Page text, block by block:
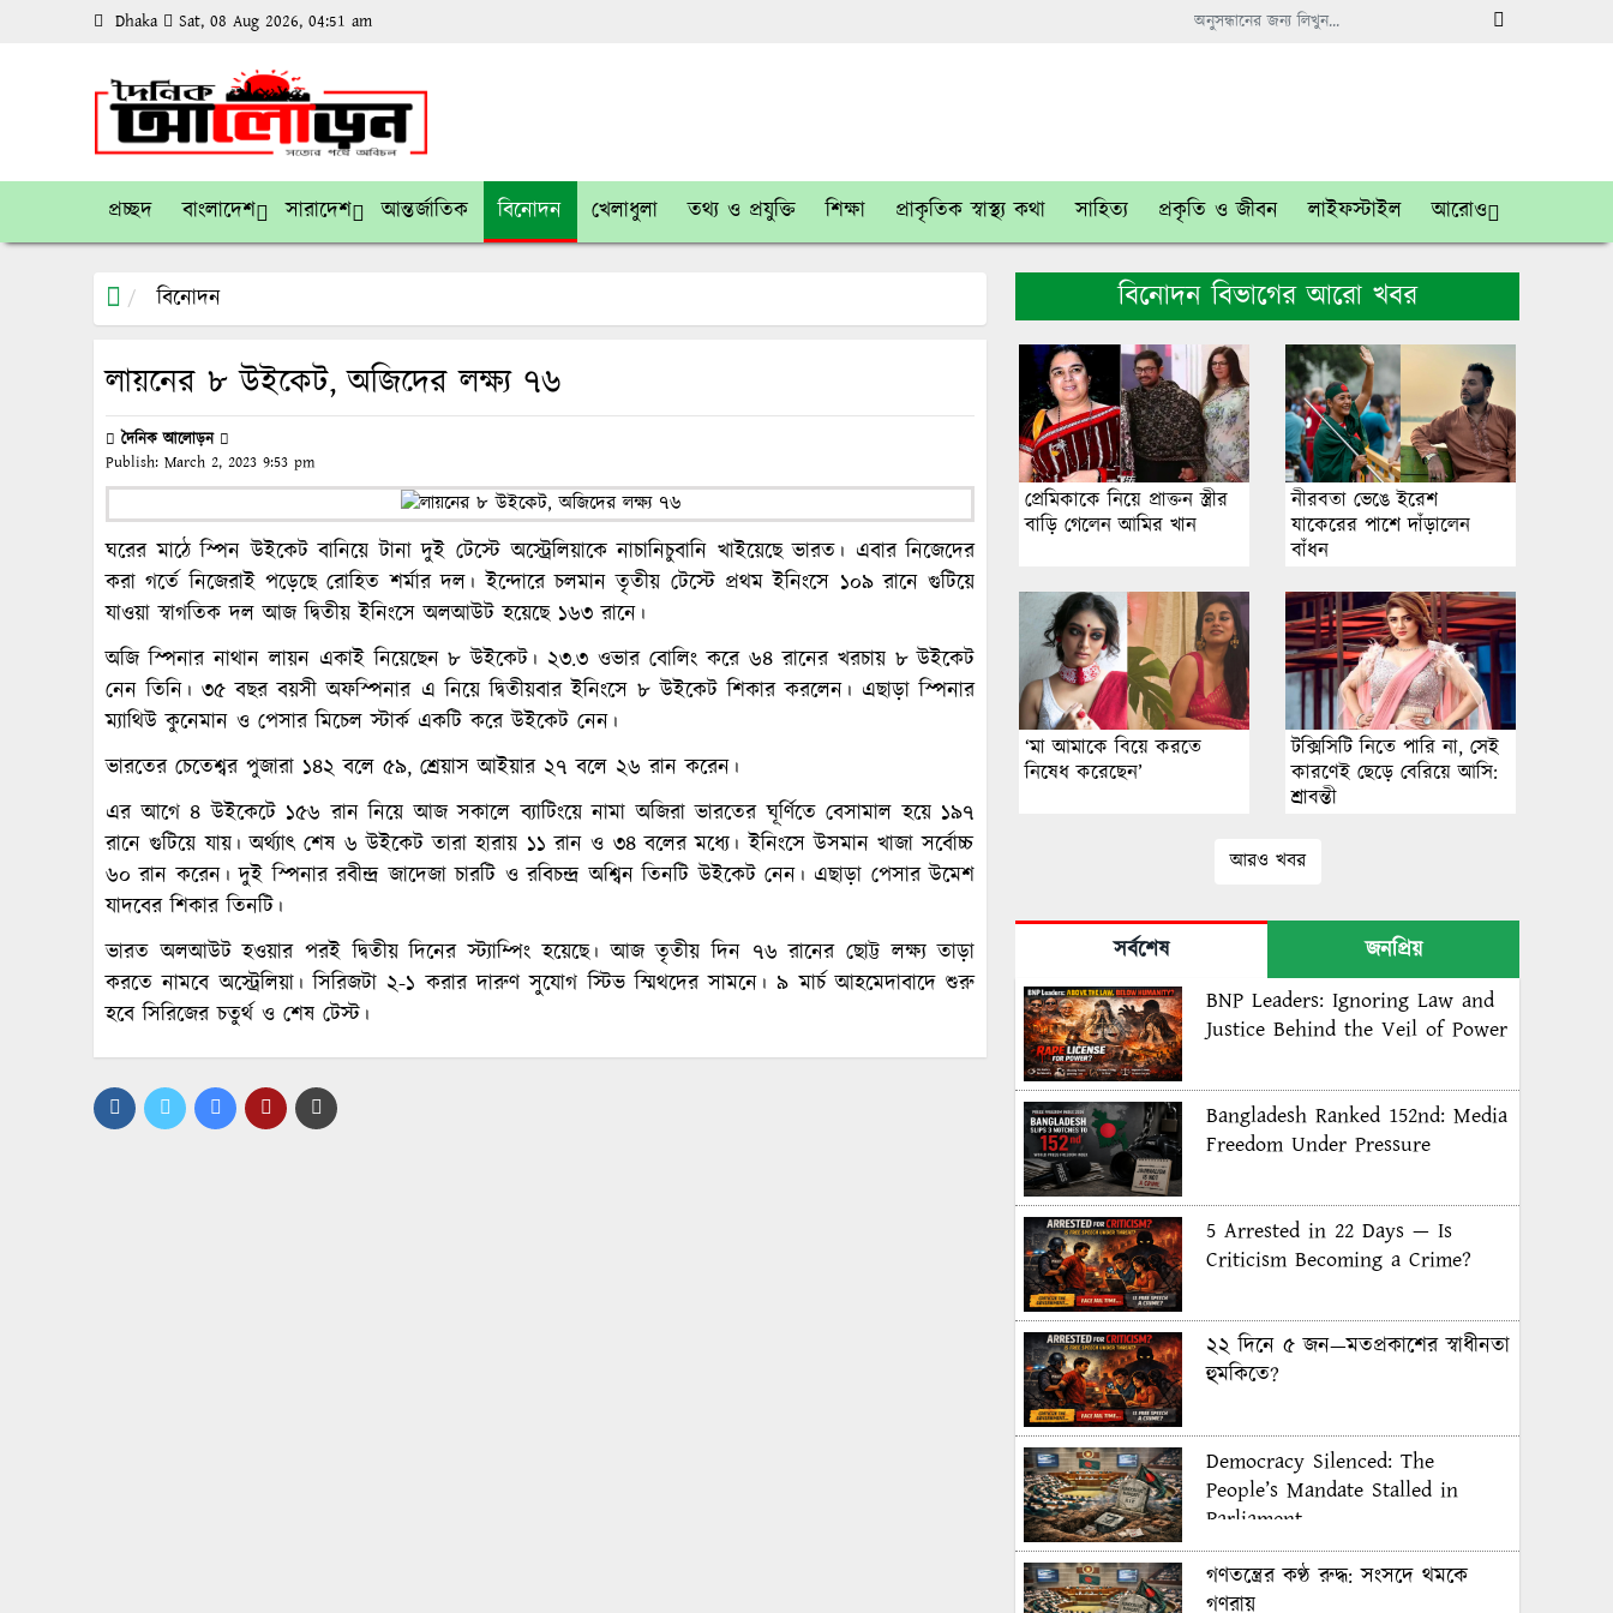
Dhaka Sat, 08 Aug 2026, 04:51 am
প্রচ্ছদ বাংলাদেশ সারাদেশ আন্তর্জাতিক বিনোদন খেলাধুলা তথ্য ও প্রযুক্তি শিক্ষা প্রাকৃতিক স্বাস্থ্য কথা সাহিত্য প্রকৃতি ও জীবন লাইফস্টাইল আরোও
বিনোদন
লায়নের ৮ উইকেট, অজিদের লক্ষ্য ৭৬
দৈনিক আলোড়ন
Publish: March 2, 2023 9:53 pm
ঘরের মাঠে স্পিন উইকেট বানিয়ে টানা দুই টেস্টে অস্ট্রেলিয়াকে নাচানিচুবানি খাইয়েছে ভারত। এবার নিজেদের
করা গর্তে নিজেরাই পড়েছে রোহিত শর্মার দল। ইন্দোরে চলমান তৃতীয় টেস্টে প্রথম ইনিংসে ১০৯ রানে গুটিয়ে
যাওয়া স্বাগতিক দল আজ দ্বিতীয় ইনিংসে অলআউট হয়েছে ১৬৩ রানে।
অজি স্পিনার নাথান লায়ন একাই নিয়েছেন ৮ উইকেট। ২৩.৩ ওভার বোলিং করে ৬৪ রানের খরচায় ৮ উইকেট
নেন তিনি। ৩৫ বছর বয়সী অফস্পিনার এ নিয়ে দ্বিতীয়বার ইনিংসে ৮ উইকেট শিকার করলেন। এছাড়া স্পিনার
ম্যাথিউ কুনেমান ও পেসার মিচেল স্টার্ক একটি করে উইকেট নেন।
ভারতের চেতেশ্বর পুজারা ১৪২ বলে ৫৯, শ্রেয়াস আইয়ার ২৭ বলে ২৬ রান করেন।
এর আগে ৪ উইকেটে ১৫৬ রান নিয়ে আজ সকালে ব্যাটিংয়ে নামা অজিরা ভারতের ঘূর্ণিতে বেসামাল হয়ে ১৯৭
রানে গুটিয়ে যায়। অর্থ্যাৎ শেষ ৬ উইকেট তারা হারায় ১১ রান ও ৩৪ বলের মধ্যে। ইনিংসে উসমান খাজা সর্বোচ্চ
৬০ রান করেন। দুই স্পিনার রবীন্দ্র জাদেজা চারটি ও রবিচন্দ্র অশ্বিন তিনটি উইকেট নেন। এছাড়া পেসার উমেশ
যাদবের শিকার তিনটি।
ভারত অলআউট হওয়ার পরই দ্বিতীয় দিনের স্ট্যাম্পিং হয়েছে। আজ তৃতীয় দিন ৭৬ রানের ছোট্ট লক্ষ্য তাড়া
করতে নামবে অস্ট্রেলিয়া। সিরিজটা ২-১ করার দারুণ সুযোগ স্টিভ স্মিথদের সামনে। ৯ মার্চ আহমেদাবাদে শুরু
হবে সিরিজের চতুর্থ ও শেষ টেস্ট।
বিনোদন বিভাগের আরো খবর
প্রেমিকাকে নিয়ে প্রাক্তন স্ত্রীর
বাড়ি গেলেন আমির খান
নীরবতা ভেঙে ইরেশ
যাকেরের পাশে দাঁড়ালেন
বাঁধন
‘মা আমাকে বিয়ে করতে
নিষেধ করেছেন’
টক্সিসিটি নিতে পারি না, সেই
কারণেই ছেড়ে বেরিয়ে আসি:
শ্রাবন্তী
আরও খবর
সর্বশেষ
জনপ্রিয়
BNP Leaders: Ignoring Law and
Justice Behind the Veil of Power
Bangladesh Ranked 152nd: Media
Freedom Under Pressure
5 Arrested in 22 Days — Is
Criticism Becoming a Crime?
২২ দিনে ৫ জন—মতপ্রকাশের স্বাধীনতা
হুমকিতে?
Democracy Silenced: The
People’s Mandate Stalled in
Parliament
গণতন্ত্রের কণ্ঠ রুদ্ধ: সংসদে থমকে
গণরায়